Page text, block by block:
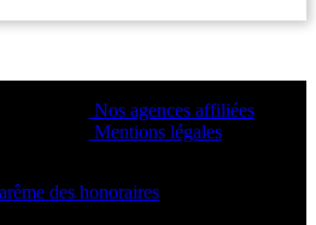
Nos agences affiliées
Mentions légales
des honoraires